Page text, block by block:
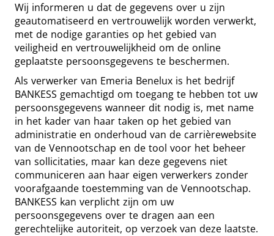
Wij informeren u dat de gegevens over u zijn
geautomatiseerd en vertrouwelijk worden verwerkt,
met de nodige garanties op het gebied van
veiligheid en vertrouwelijkheid om de online
geplaatste persoonsgegevens te beschermen.
Als verwerker van Emeria Benelux is het bedrijf
BANKESS gemachtigd om toegang te hebben tot uw
persoonsgegevens wanneer dit nodig is, met name
in het kader van haar taken op het gebied van
administratie en onderhoud van de carrièrewebsite
van de Vennootschap en de tool voor het beheer
van sollicitaties, maar kan deze gegevens niet
communiceren aan haar eigen verwerkers zonder
voorafgaande toestemming van de Vennootschap.
BANKESS kan verplicht zijn om uw
persoonsgegevens over te dragen aan een
gerechtelijke autoriteit, op verzoek van deze laatste.